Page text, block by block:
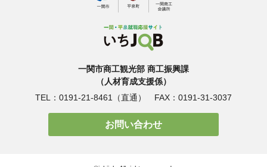
一関市商工観光部 商工振興課
（人材育成支援係）
TEL：0191-21-8461（直通）
FAX：0191-31-3037
お問い合わせ